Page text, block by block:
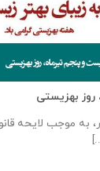
بهزیستی